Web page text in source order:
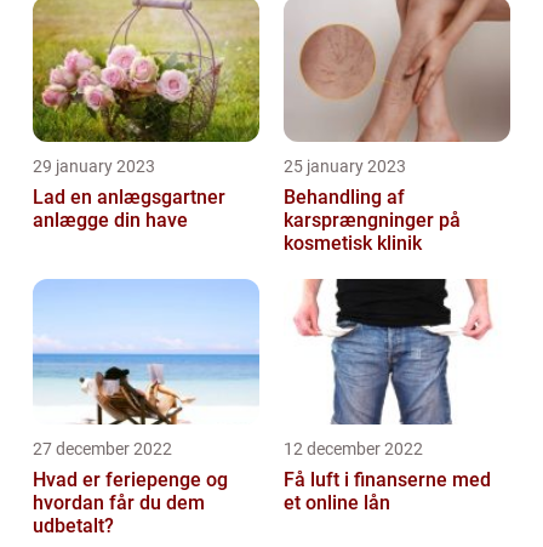
29 january 2023
Lad en anlægsgartner
anlægge din have
25 january 2023
Behandling af
karsprængninger på
kosmetisk klinik
27 december 2022
Hvad er feriepenge og
hvordan får du dem
udbetalt?
12 december 2022
Få luft i finanserne med
et online lån